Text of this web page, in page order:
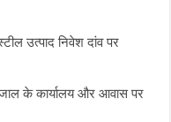
उत्पाद निवेश दांव पर
के कार्यालय और आवास पर